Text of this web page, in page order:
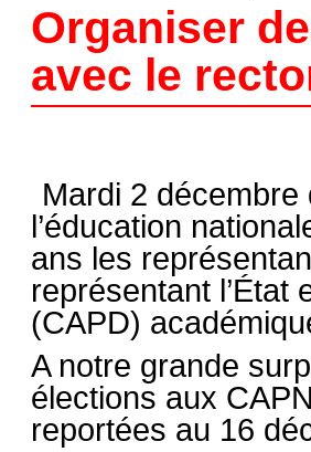
Organiser
avec le
Mardi 2
l’éducation
ans les
représentant
(CAPD)
A notre grande
élections aux
reportées au 16